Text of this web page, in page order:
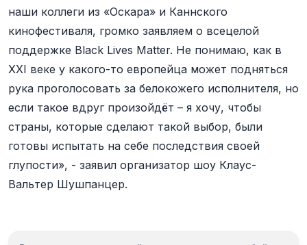
наши коллеги из «Оскара» и Каннского
кинофестиваля, громко заявляем о всецелой
поддержке Black Lives Matter. Не понимаю, как в
XXI веке у какого-то европейца может подняться
рука проголосовать за белокожего исполнителя, но
если такое вдруг произойдёт – я хочу, чтобы
страны, которые сделают такой выбор, были
готовы испытать на себе последствия своей
глупости», - заявил организатор шоу Клаус-
Вальтер Шушпанцер.